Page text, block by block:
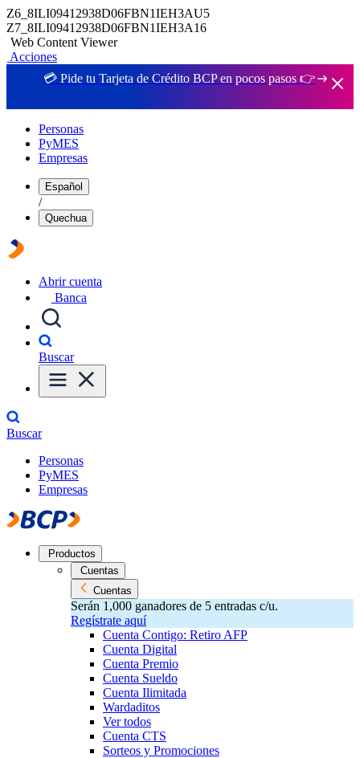
Z6_8ILI09412938D06FBN1IEH3AU5
Z7_8ILI09412938D06FBN1IEH3A16
Web Content Viewer
Acciones
💳 Pide tu Tarjeta de Crédito BCP en pocos pasos 👉
Personas
PyMES
Empresas
Español
/
Quechua
Abrir cuenta
Banca
Buscar
Buscar
Personas
PyMES
Empresas
Productos
Cuentas
Cuentas
Serán 1,000 ganadores de 5 entradas c/u.
Regístrate aquí
Cuenta Contigo: Retiro AFP
Cuenta Digital
Cuenta Premio
Cuenta Sueldo
Cuenta Ilimitada
Wardaditos
Ver todos
Cuenta CTS
Sorteos y Promociones